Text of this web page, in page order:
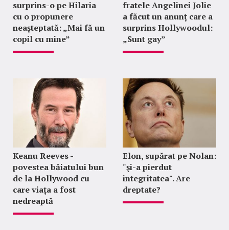
surprins-o pe Hilaria
cu o propunere
neașteptată: „Mai fă un
copil cu mine”
fratele Angelinei Jolie
a făcut un anunț care a
surprins Hollywoodul:
„Sunt gay”
Keanu Reeves -
povestea băiatului bun
de la Hollywood cu
care viața a fost
nedreaptă
Elon, supărat pe Nolan:
"şi-a pierdut
integritatea". Are
dreptate?